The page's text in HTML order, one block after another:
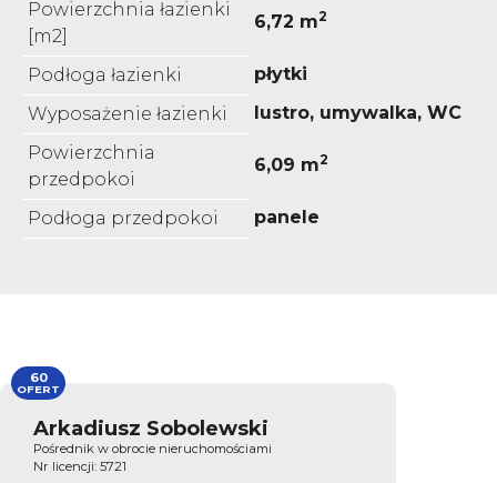
Powierzchnia łazienki
[m2]
6,72 m2
Podłoga łazienki
płytki
Wyposażenie łazienki
lustro, umywalka, WC
Powierzchnia
przedpokoi
6,09 m2
Podłoga przedpokoi panele
Arkadiusz Sobolewski
Pośrednik w obrocie nieruchomościami
Nr licencji: 5721
60
OFERT